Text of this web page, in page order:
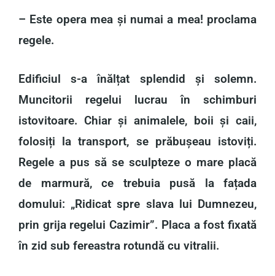
– Este opera mea și numai a mea! proclama
regele.
Edificiul s-a înălțat splendid și solemn.
Muncitorii regelui lucrau în schimburi
istovitoare. Chiar și animalele, boii și caii,
folosiți la transport, se prăbușeau istoviți.
Regele a pus să se sculpteze o mare placă
de marmură, ce trebuia pusă la fațada
domului: „Ridicat spre slava lui Dumnezeu,
prin grija regelui Cazimir”. Placa a fost fixată
în zid sub fereastra rotundă cu vitralii.